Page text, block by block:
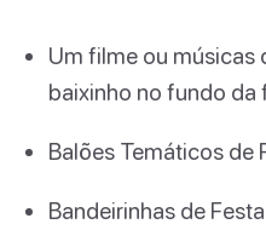
Um filme ou músicas
baixinho no fundo da
Balões Temáticos de
Bandeirinhas de